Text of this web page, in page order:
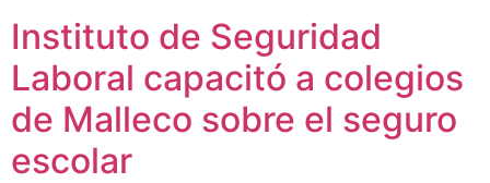
Instituto de Seguridad
Laboral capacitó a colegios
de Malleco sobre el seguro
escolar